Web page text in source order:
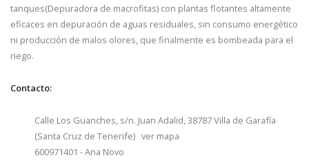
tanques(Depuradora de macrofitas) con plantas flotantes altamente
eficaces en depuración de aguas residuales, sin consumo energético
ni producción de malos olores, que finalmente es bombeada para el
riego.
Contacto:
Calle Los Guanches, s/n. Juan Adalid, 38787 Villa de Garafía
(Santa Cruz de Tenerife) ver mapa
600971401 - Ana Novo